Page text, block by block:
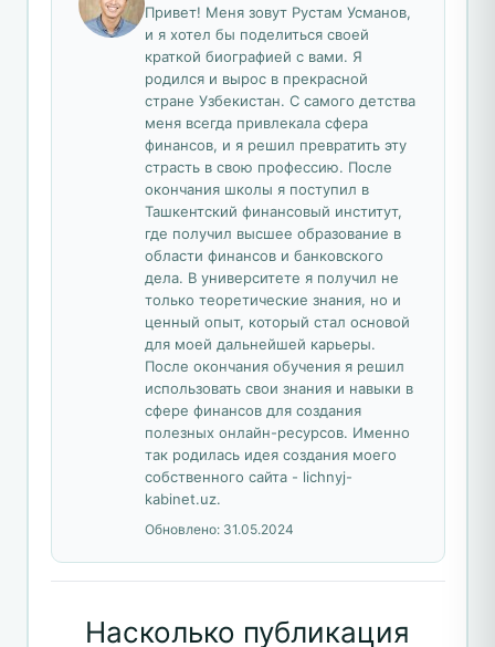
Привет! Меня зовут Рустам Усманов,
и я хотел бы поделиться своей
краткой биографией с вами. Я
родился и вырос в прекрасной
стране Узбекистан. С самого детства
меня всегда привлекала сфера
финансов, и я решил превратить эту
страсть в свою профессию. После
окончания школы я поступил в
Ташкентский финансовый институт,
где получил высшее образование в
области финансов и банковского
дела. В университете я получил не
только теоретические знания, но и
ценный опыт, который стал основой
для моей дальнейшей карьеры.
После окончания обучения я решил
использовать свои знания и навыки в
сфере финансов для создания
полезных онлайн-ресурсов. Именно
так родилась идея создания моего
собственного сайта - lichnyj-
kabinet.uz.
Обновлено: 31.05.2024
Насколько публикация